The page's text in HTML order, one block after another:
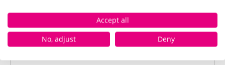
Accept all
No, adjust
Deny